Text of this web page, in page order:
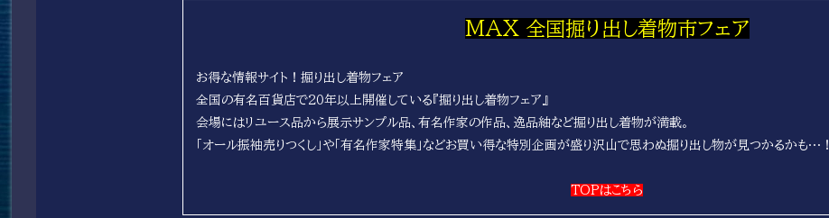
MAX 全国掘り出し着物市フェア
お得な情報サイト！掘り出し着物フェア
全国の有名百貨店で20年以上開催している『掘り出し着物フェア』
会場にはリユース品から展示サンプル品、有名作家の作品、逸品紬など掘り出し着物が満載。
「オール振袖売りつくし」や「有名作家特集」などお買い得な特別企画が盛り沢山で思わぬ掘り出し物が見つかるかも…！
TOPはこちら